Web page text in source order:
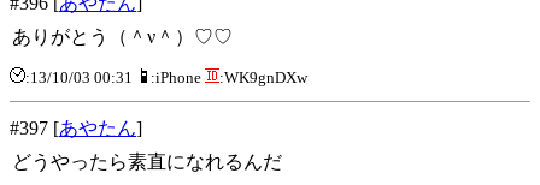
ありがとう（＾ν＾）♡♡
:13/10/03 00:31 :iPhone :WK9gnDXw
#397 [あやたん]
どうやったら素直になれるんだ